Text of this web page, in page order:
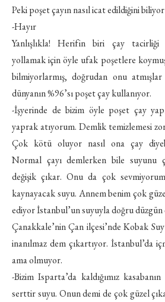
Peki poşet çayın nasıl icat edildiğini
-Hayır
Yanlışlıkla! Herifin biri çay tacirliği
yollamak için öyle ufak poşetlere
bilmiyorlarmış, doğrudan onu
dünyanın %96’sı poşet çay kullanıyor.
-İşyerinde de bizim öyle poşet çay
yaprak atıyorum. Demlik temizlemesi
Çok kötü oluyor nasıl ona çay
Normal çayı demlerken bile suyunu
değişik çıkar. Onu da çok
kaynayacak suyu. Annem benim çok
ediyor İstanbul’un suyuyla doğru düzgün
Çanakkale’nin Çan ilçesi’nde Kobak
inanılmaz dem çıkartıyor. İstanbul’da
ama olmuyor.
-Bizim Isparta’da kaldığımız
serttir suyu. Onun demi de çok güzel